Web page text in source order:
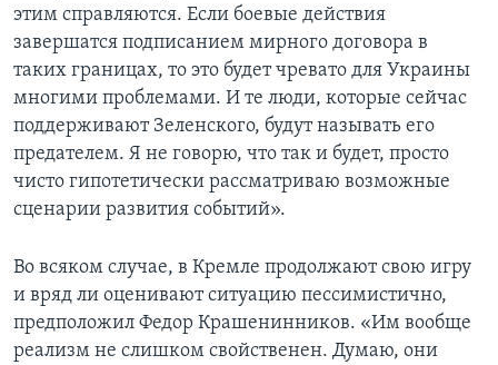
этим справляются. Если боевые действия
завершатся подписанием мирного договора в
таких границах, то это будет чревато для Украины
многими проблемами. И те люди, которые сейчас
поддерживают Зеленского, будут называть его
предателем. Я не говорю, что так и будет, просто
чисто гипотетически рассматриваю возможные
сценарии развития событий».
Во всяком случае, в Кремле продолжают свою игру
и вряд ли оценивают ситуацию пессимистично,
предположил Федор Крашенинников. «Им вообще
реализм не слишком свойственен. Думаю, они